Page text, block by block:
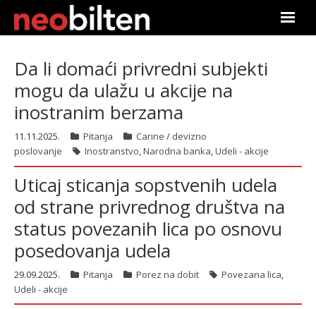
Претрага
Актуелно
Подаци
Линкови
О нама
Претплата
Пријава
Da li domaći privredni subjekti
mogu da ulažu u akcije na
inostranim berzama
11.11.2025. Pitanja
Carine / devizno
poslovanje
Inostranstvo,Narodna banka,Udeli - akcije
Uticaj sticanja sopstvenih udela
od strane privrednog društva na
status povezanih lica po osnovu
posedovanja udela
29.09.2025. Pitanja Porez na dobit Povezana lica,
Udeli - akcije